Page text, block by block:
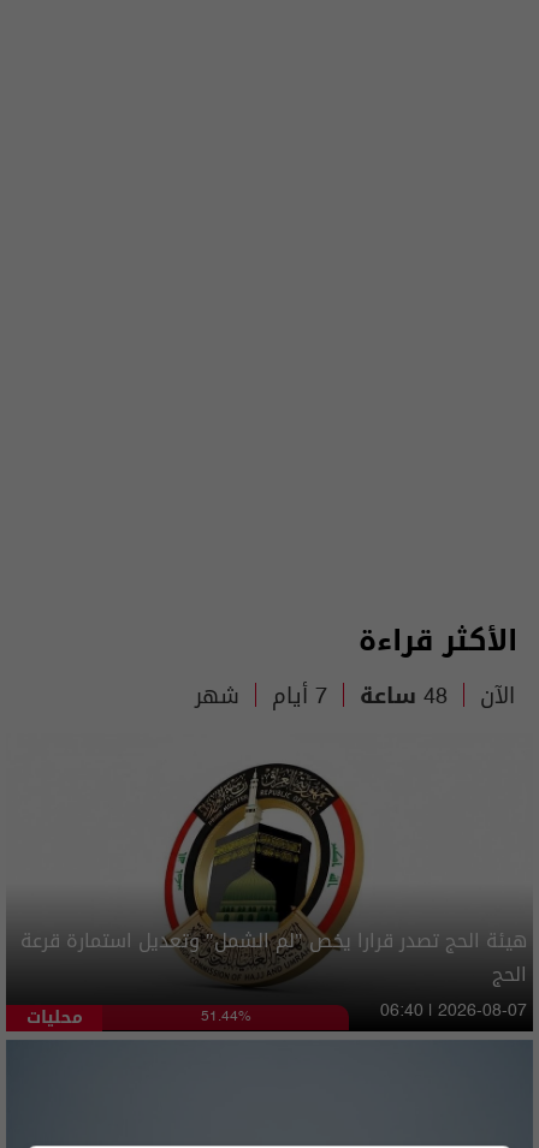
الأكثر قراءة
الآن 48 ساعة 7 أيام شهر
هيئة الحج تصدر قرارا يخص "لم الشمل" وتعديل استمارة قرعة
الحج
محليات 51.44% 06:40 | 2026-08-07